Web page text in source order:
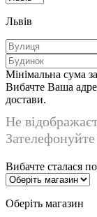
Львів
Мінімальна сума
Вибачте Ваша
достави.
Не
Вибачте сталася
Оберіть магазин